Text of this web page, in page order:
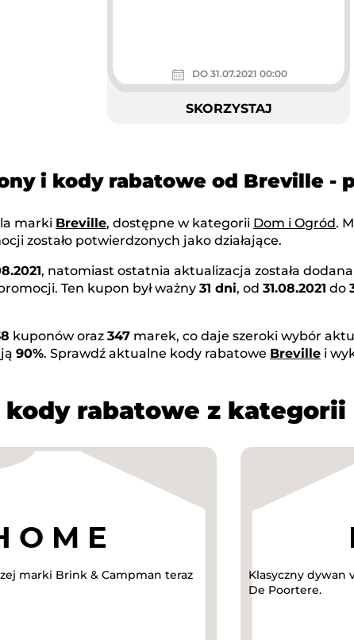
DO 31.07.2021 00:00
SKORZYSTAJ
i kody rabatowe od Breville -
marki Breville, dostępne w kategorii Dom i Ogród.
zostało potwierdzonych jako działające.
, natomiast ostatnia aktualizacja została dodana
Ten kupon był ważny 31 dni, od 31.08.2021 do
kuponów oraz 347 marek, co daje szeroki wybór
90%. Sprawdź aktualne kody rabatowe Breville i
kody rabatowe z kategorii
marki Brink & Campman teraz
Klasyczny dywan
De Poortere.